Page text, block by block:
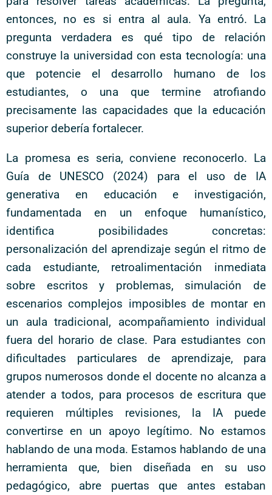
entonces, no es si entra al aula. Ya entró. La
pregunta verdadera es qué tipo de relación
construye la universidad con esta tecnología: una
que potencie el desarrollo humano de los
estudiantes, o una que termine atrofiando
precisamente las capacidades que la educación
superior debería fortalecer.
La promesa es seria, conviene reconocerlo. La
Guía de UNESCO (2024) para el uso de IA
generativa en educación e investigación,
fundamentada en un enfoque humanístico,
identifica posibilidades concretas:
personalización del aprendizaje según el ritmo de
cada estudiante, retroalimentación inmediata
sobre escritos y problemas, simulación de
escenarios complejos imposibles de montar en
un aula tradicional, acompañamiento individual
fuera del horario de clase. Para estudiantes con
dificultades particulares de aprendizaje, para
grupos numerosos donde el docente no alcanza a
atender a todos, para procesos de escritura que
requieren múltiples revisiones, la IA puede
convertirse en un apoyo legítimo. No estamos
hablando de una moda. Estamos hablando de una
herramienta que, bien diseñada en su uso
pedagógico, abre puertas que antes estaban